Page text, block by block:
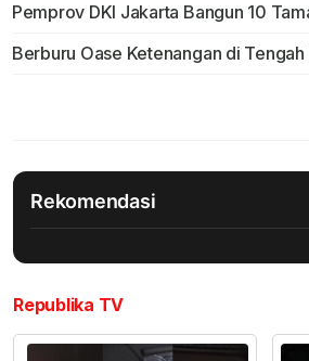
Pemprov DKI Jakarta Bangun 10
Berburu Oase Ketenangan di
Rekomendasi
Republika TV